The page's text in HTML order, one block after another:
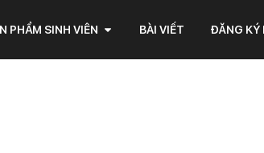
PHẨM SINH VIÊN BÀI VIẾT ĐĂNG KÝ